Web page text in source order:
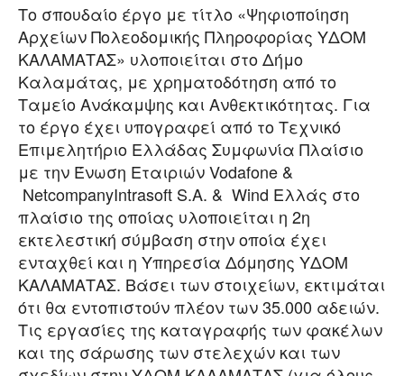
Το σπουδαίο έργο με τίτλο «Ψηφιοποίηση
Αρχείων Πολεοδομικής Πληροφορίας ΥΔΟΜ
ΚΑΛΑΜΑΤΑΣ» υλοποιείται στο Δήμο
Καλαμάτας, με χρηματοδότηση από το
Ταμείο Ανάκαμψης και Ανθεκτικότητας. Για
το έργο έχει υπογραφεί από το Τεχνικό
Επιμελητήριο Ελλάδας Συμφωνία Πλαίσιο
με την Ένωση Εταιριών Vodafone &
NetcompanyIntrasoft S.A. & Wind Ελλάς στο
πλαίσιο της οποίας υλοποιείται η 2η
εκτελεστική σύμβαση στην οποία έχει
ενταχθεί και η Υπηρεσία Δόμησης ΥΔΟΜ
ΚΑΛΑΜΑΤΑΣ. Βάσει των στοιχείων, εκτιμάται
ότι θα εντοπιστούν πλέον των 35.000 αδειών.
Τις εργασίες της καταγραφής των φακέλων
και της σάρωσης των στελεχών και των